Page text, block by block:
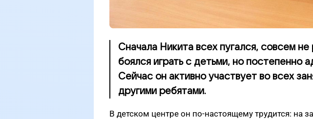
Сначала Никита всех пугался, совсем не
боялся играть с детьми, но постепенно
Сейчас он активно участвует во всех
другими ребятами.
В детском центре он по-настоящему трудится: на